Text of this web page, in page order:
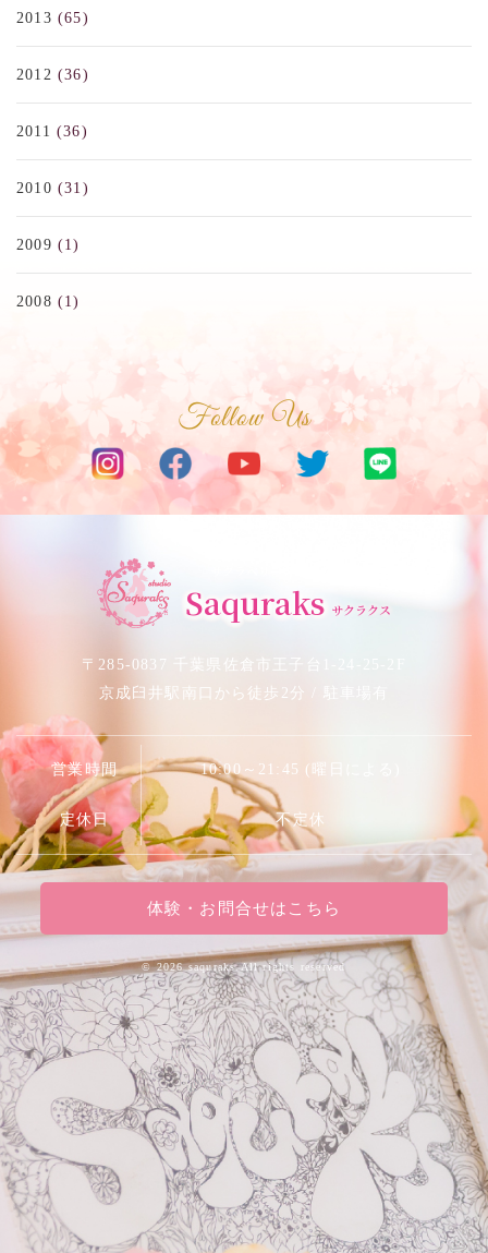
2013 (65)
2012 (36)
2011 (36)
2010 (31)
2009 (1)
2008 (1)
Follow Us
Saquraks サクラクス
〒285-0837 千葉県佐倉市王子台1-24-25-2F
京成臼井駅南口から徒歩2分 / 駐車場有
営業時間 10:00～21:45 (曜日による)
定休日 不定休
体験・お問合せはこちら
©2026 saquraks.All rights reserved